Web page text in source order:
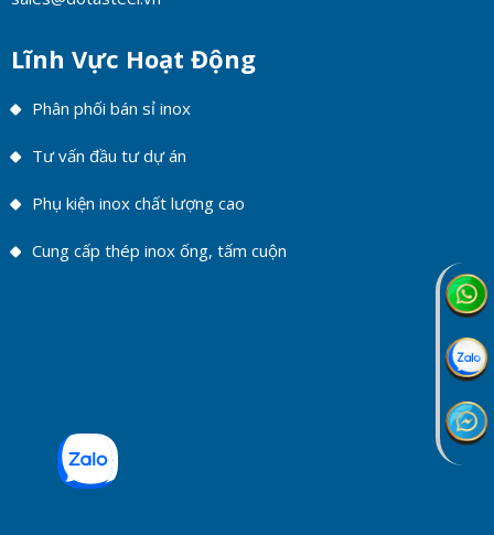
Lĩnh Vực Hoạt Động
Phân phối bán sỉ inox
Tư vấn đầu tư dự án
Phụ kiện inox chất lượng cao
Cung cấp thép inox ống, tấm cuộn